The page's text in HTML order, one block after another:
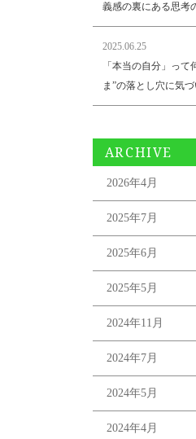
義感の裏にある思考
2025.06.25
「本当の自分」って
ま”の落とし穴に気
ARCHIVE
2026年4月
2025年7月
2025年6月
2025年5月
2024年11月
2024年7月
2024年5月
2024年4月